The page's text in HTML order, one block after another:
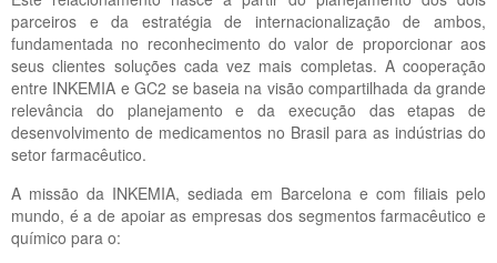
parceiros e da estratégia de internacionalização de ambos,
fundamentada no reconhecimento do valor de proporcionar aos
seus clientes soluções cada vez mais completas. A cooperação
entre INKEMIA e GC2 se baseia na visão compartilhada da grande
relevância do planejamento e da execução das etapas de
desenvolvimento de medicamentos no Brasil para as indústrias do
setor farmacêutico.
A missão da INKEMIA, sediada em Barcelona e com filiais pelo
mundo, é a de apoiar as empresas dos segmentos farmacêutico e
químico para o: